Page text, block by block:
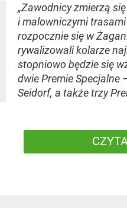
„Zawodnicy zmierzą
i malowniczymi
rozpocznie się w
rywalizowali kolarze
stopniowo będzie się
dwie Premie Specjalne
Seidorf, a także trzy